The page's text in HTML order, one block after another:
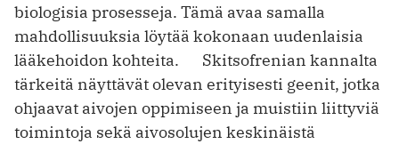
biologisia prosesseja. Tämä avaa samalla
mahdollisuuksia löytää kokonaan uudenlaisia
lääkehoidon kohteita. Skitsofrenian kannalta
tärkeitä näyttävät olevan erityisesti geenit, jotka
ohjaavat aivojen oppimiseen ja muistiin liittyviä
toimintoja sekä aivosolujen keskinäistä